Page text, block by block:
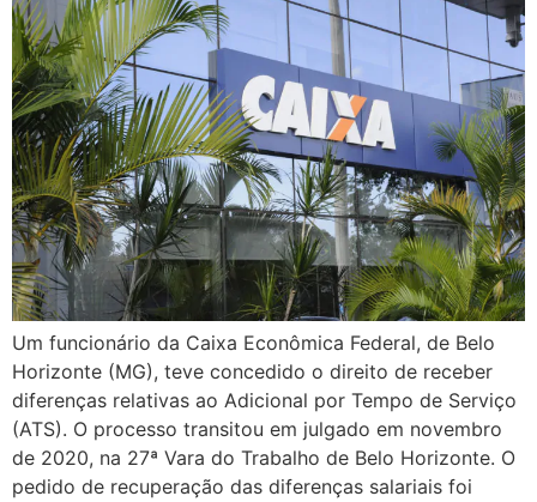
Um funcionário da Caixa Econômica Federal, de Belo
Horizonte (MG), teve concedido o direito de receber
diferenças relativas ao Adicional por Tempo de Serviço
(ATS). O processo transitou em julgado em novembro
de 2020, na 27ª Vara do Trabalho de Belo Horizonte. O
pedido de recuperação das diferenças salariais foi